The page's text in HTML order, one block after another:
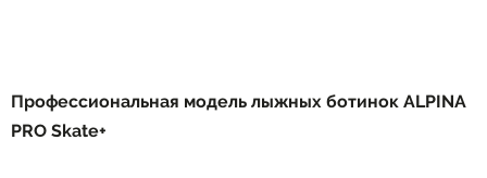
Профессиональная модель лыжных ботинок ALPINA
PRO Skate+